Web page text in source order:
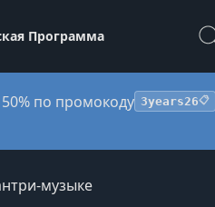
Программа
по промокоду 3years26📋
музыке